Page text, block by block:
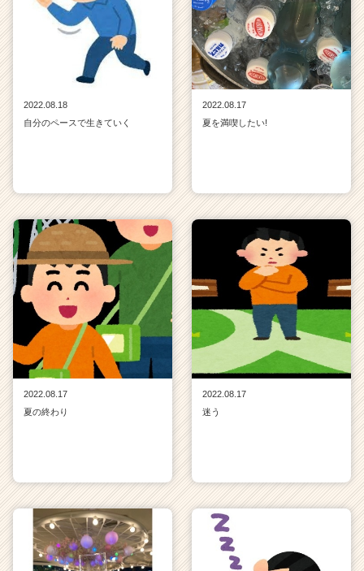
2022.08.18
自分のペースで生きていく
2022.08.17
夏を満喫したい!
2022.08.17
夏の終わり
2022.08.17
迷う